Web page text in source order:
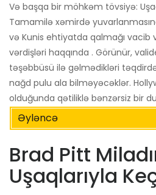
Və başqa bir möhkəm tövsiyə:
Tamamilə xəmirdə
və Kunis ehtiyatda qalmağı vacib
vərdişləri haqqında . Görünür,
təşəbbüsü ilə gəlmədikləri
nağd pulu ala bilməyəcəklər.
olduğunda qətiliklə bənzərsiz bir
Əyləncə
Brad Pitt
Uşaqlarıyla